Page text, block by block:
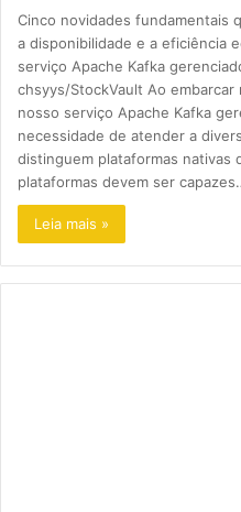
Cinco novidades fundamentais
a disponibilidade e a eficiência
serviço Apache Kafka
chsyys/StockVault Ao
nosso serviço Apache Kafka
necessidade de atender a
distinguem plataformas nativas
plataformas devem ser
Leia mais »